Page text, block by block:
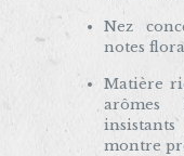
Nez
notes
Matière
arômes
montre